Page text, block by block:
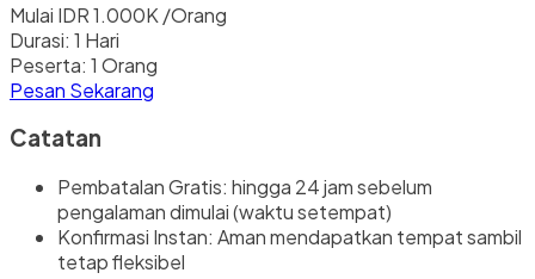
Mulai IDR 1.000K /Orang
Durasi: 1 Hari
Peserta: 1 Orang
Pesan Sekarang
Catatan
Pembatalan Gratis: hingga 24 jam sebelum
pengalaman dimulai (waktu setempat)
Konfirmasi Instan: Aman mendapatkan tempat sambil
tetap fleksibel